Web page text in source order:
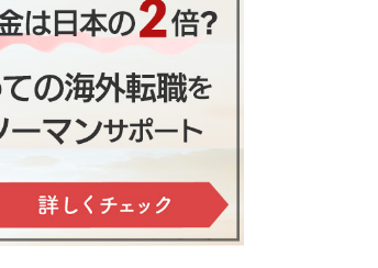
はない自然豊かな
デンマーク移住1か
月の私の今－
エローカード取得手